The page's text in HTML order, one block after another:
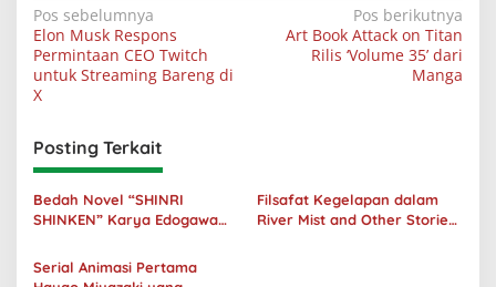
Navigasi
pos
Pos sebelumnya
Elon Musk Respons
Permintaan CEO Twitch
untuk Streaming Bareng di
X
Pos berikutnya
Art Book Attack on Titan
Rilis ‘Volume 35’ dari
Manga
Posting Terkait
Bedah Novel “SHINRI
SHINKEN” Karya Edogawa
Senyuman
Filsafat Kegelapan dalam
River Mist and Other Stories
Serial Animasi Pertama